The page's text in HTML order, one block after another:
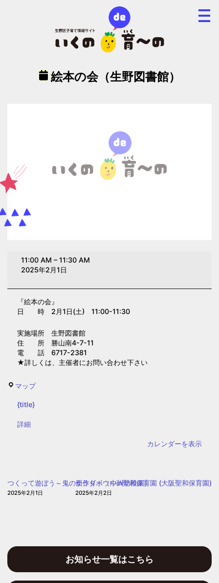
絵本の会（生野図書館）
館）
11:00 AM –11:30 AM
2025年2月1日
『絵本の会』
日 時 2月1日(土) 11:00-11:30
実施場所 生野図書館
住 所 勝山南4-7-11
電 話 6717-2381
★詳しくは、主催者にお問い合わせ下さい
マップ生
{title}
{title}
詳細
カレンダーを表示
つくって遊ぼう～鬼の面作り～（中川幼稚園）
2025年2月1日
サラダボウルin聖和保育園 (大阪聖和保育園)
2025年2月2日
お知らせ一覧はこちら